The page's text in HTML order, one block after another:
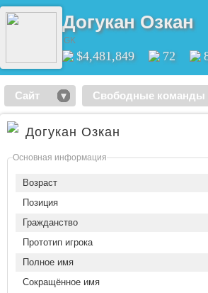
Догукан Озкан
GK
$4,481,849 72
Сайт Свободные команды
Догукан Озкан
Основная информация
Возраст
Позиция
Гражданство
Прототип игрока
Полное имя
Сокращённое имя